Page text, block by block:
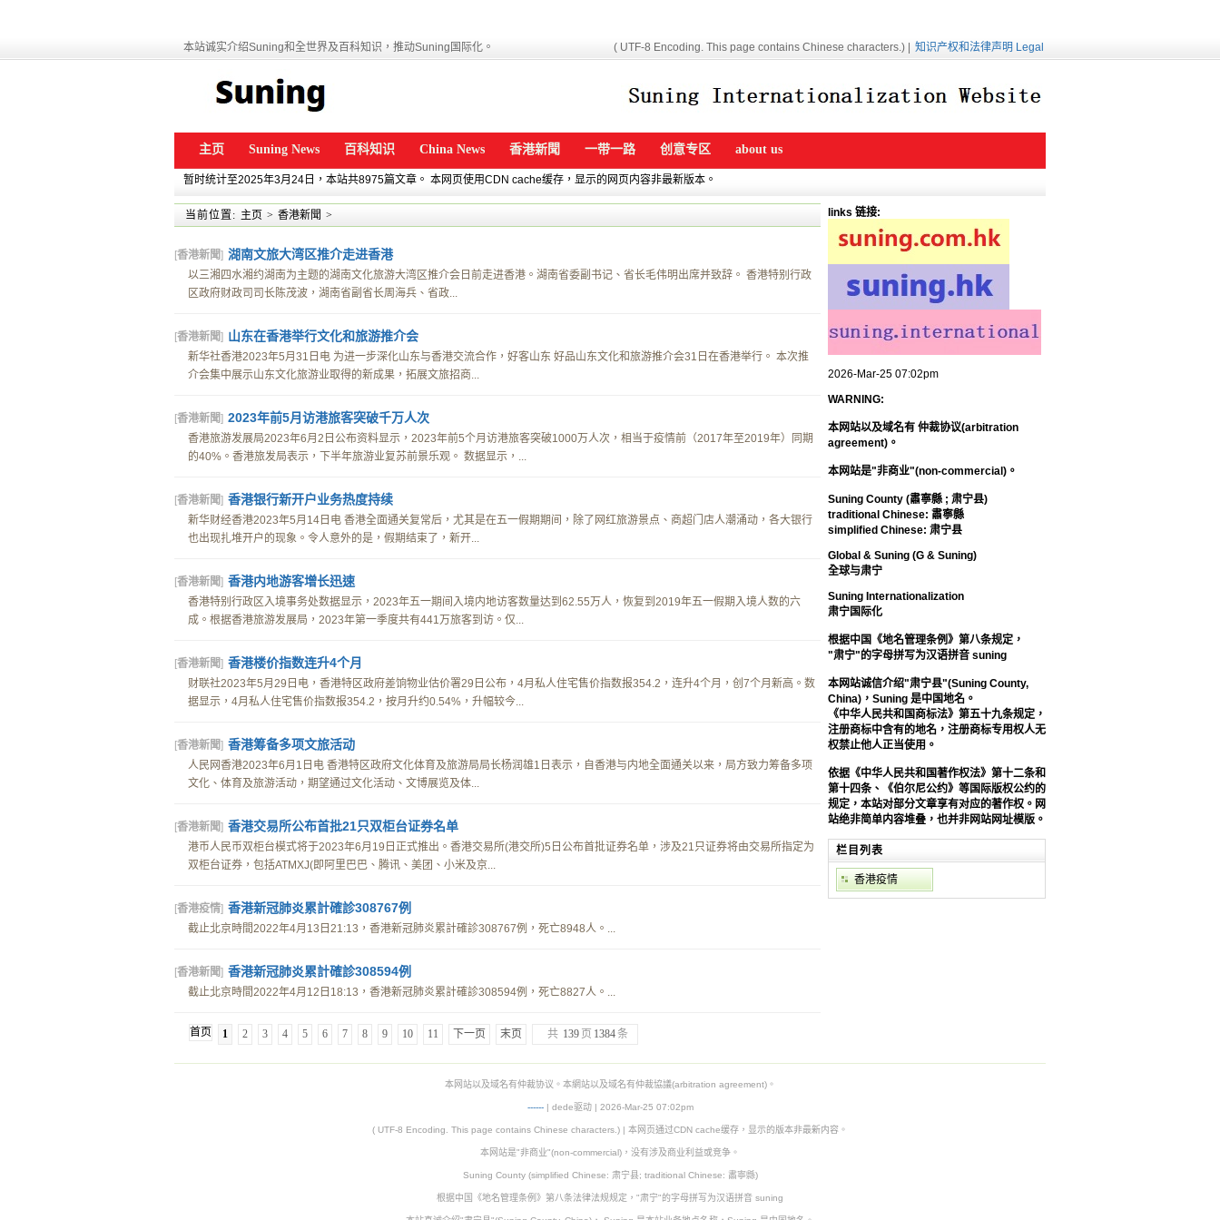
本站诚实介绍Suning和全世界及百科知识，推动Suning国际化。 ( UTF-8 Encoding. This page contains Chinese characters.) | 知识产权和法律声明 Legal
主页 Suning News 百科知识 China News 香港新聞 一带一路 创意专区 about us
暂时统计至2025年3月24日，本站共8975篇文章。 本网页使用CDN cache缓存，显示的网页内容非最新版本。
当前位置: 主页 > 香港新聞 >
[香港新聞] 湖南文旅大湾区推介走进香港
以三湘四水湘约湖南为主题的湖南文化旅游大湾区推介会日前走进香港。湖南省委副书记、省长毛伟明出席并致辞。 香港特别行政
区政府财政司司长陈茂波，湖南省副省长周海兵、省政...
[香港新聞] 山东在香港举行文化和旅游推介会
新华社香港2023年5月31日电 为进一步深化山东与香港交流合作，好客山东 好品山东文化和旅游推介会31日在香港举行。 本次推
介会集中展示山东文化旅游业取得的新成果，拓展文旅招商...
[香港新聞] 2023年前5月访港旅客突破千万人次
香港旅游发展局2023年6月2日公布资料显示，2023年前5个月访港旅客突破1000万人次，相当于疫情前（2017年至2019年）同期
的40%。香港旅发局表示，下半年旅游业复苏前景乐观。 数据显示，...
[香港新聞] 香港银行新开户业务热度持续
新华财经香港2023年5月14日电 香港全面通关复常后，尤其是在五一假期期间，除了网红旅游景点、商超门店人潮涌动，各大银行
也出现扎堆开户的现象。令人意外的是，假期结束了，新开...
[香港新聞] 香港内地游客增长迅速
香港特别行政区入境事务处数据显示，2023年五一期间入境内地访客数量达到62.55万人，恢复到2019年五一假期入境人数的六
成。根据香港旅游发展局，2023年第一季度共有441万旅客到访。仅...
[香港新聞] 香港楼价指数连升4个月
财联社2023年5月29日电，香港特区政府差饷物业估价署29日公布，4月私人住宅售价指数报354.2，连升4个月，创7个月新高。数
据显示，4月私人住宅售价指数报354.2，按月升约0.54%，升幅较今...
[香港新聞] 香港筹备多项文旅活动
人民网香港2023年6月1日电 香港特区政府文化体育及旅游局局长杨润雄1日表示，自香港与内地全面通关以来，局方致力筹备多项
文化、体育及旅游活动，期望通过文化活动、文博展览及体...
[香港新聞] 香港交易所公布首批21只双柜台证券名单
港币人民币双柜台模式将于2023年6月19日正式推出。香港交易所(港交所)5日公布首批证券名单，涉及21只证券将由交易所指定为
双柜台证券，包括ATMXJ(即阿里巴巴、腾讯、美团、小米及京...
[香港疫情] 香港新冠肺炎累計確診308767例
截止北京時間2022年4月13日21:13，香港新冠肺炎累計確診308767例，死亡8948人。...
[香港新聞] 香港新冠肺炎累計確診308594例
截止北京時間2022年4月12日18:13，香港新冠肺炎累計確診308594例，死亡8827人。...
首页 1 2 3 4 5 6 7 8 9 10 11 下一页 末页 共 139 页 1384 条
links 链接:
2026-Mar-25 07:02pm
WARNING:
本网站以及域名有 仲裁协议(arbitration
agreement)。
本网站是"非商业"(non-commercial)。
Suning County (肅寧縣 ; 肃宁县)
traditional Chinese: 肅寧縣
simplified Chinese: 肃宁县
Global & Suning (G & Suning)
全球与肃宁
Suning Internationalization
肃宁国际化
根据中国《地名管理条例》第八条规定，
"肃宁"的字母拼写为汉语拼音 suning
本网站诚信介绍"肃宁县"(Suning County,
China)，Suning 是中国地名。
《中华人民共和国商标法》第五十九条规定，
注册商标中含有的地名，注册商标专用权人无
权禁止他人正当使用。
依据《中华人民共和国著作权法》第十二条和
第十四条、《伯尔尼公约》等国际版权公约的
规定，本站对部分文章享有对应的著作权。网
站绝非简单内容堆叠，也并非网站网址模版。
栏目列表
香港疫情
本网站以及域名有仲裁协议。本網站以及域名有仲裁協議(arbitration agreement)。
------| dede驱动 | 2026-Mar-25 07:02pm
( UTF-8 Encoding. This page contains Chinese characters.) | 本网页通过CDN cache缓存，显示的版本非最新内容。
本网站是"非商业"(non-commercial)，没有涉及商业利益或竞争。
Suning County (simplified Chinese: 肃宁县; traditional Chinese: 肅寧縣)
根据中国《地名管理条例》第八条法律法规规定，"肃宁"的字母拼写为汉语拼音 suning